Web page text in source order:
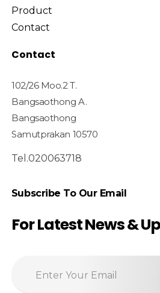
Product
Contact
Contact
102/26 Moo.2 T.
Bangsaothong A.
Bangsaothong
Samutprakan 10570
Tel.020063718
Subscribe To Our Email
For Latest News &